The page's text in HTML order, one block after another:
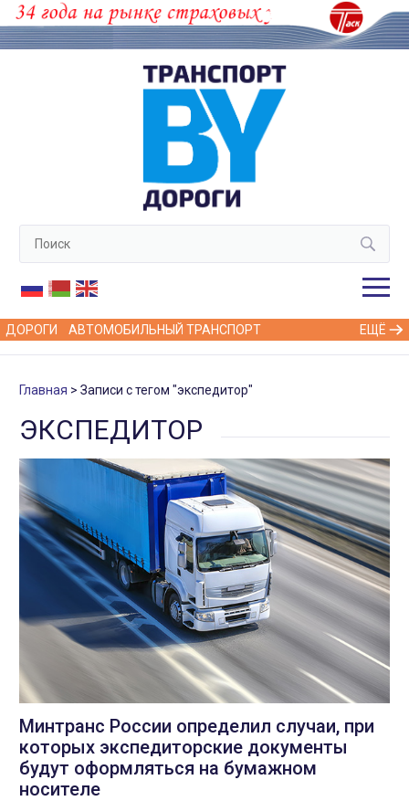
ДОРОГИ АВТОМОБИЛЬНЫЙ ТРАНСПОРТ ЕЩЁ
Главная Записи с тегом "экспедитор"
ЭКСПЕДИТОР
Минтранс России определил случаи, при
которых экспедиторские документы
будут оформляться на бумажном
носителе